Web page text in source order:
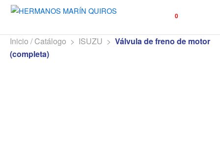
0
Inicio / Catálogo > ISUZU > Válvula de freno de motor
(completa)